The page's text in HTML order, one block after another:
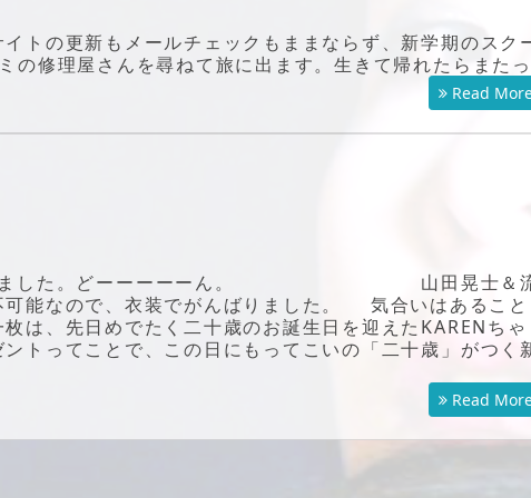
トの更新もメールチェックもままならず、新学期のスク
の修理屋さんを尋ねて旅に出ます。生きて帰れたらまたっ
Read
始まりました。どーーーーーん。 山田晃士＆
能なので、衣装でがんばりました。 気合いはあること
は、先日めでたく二十歳のお誕生日を迎えたKARENちゃ
トってことで、この日にもってこいの「二十歳」がつく
Read